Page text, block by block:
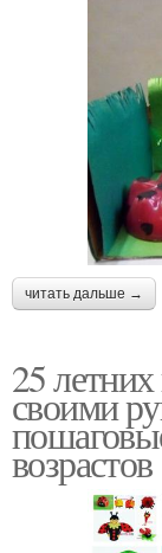
читать дальше →
25
своими
возрастов